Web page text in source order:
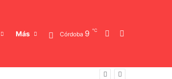
Más Córdoba 9 ℃ Switch skin